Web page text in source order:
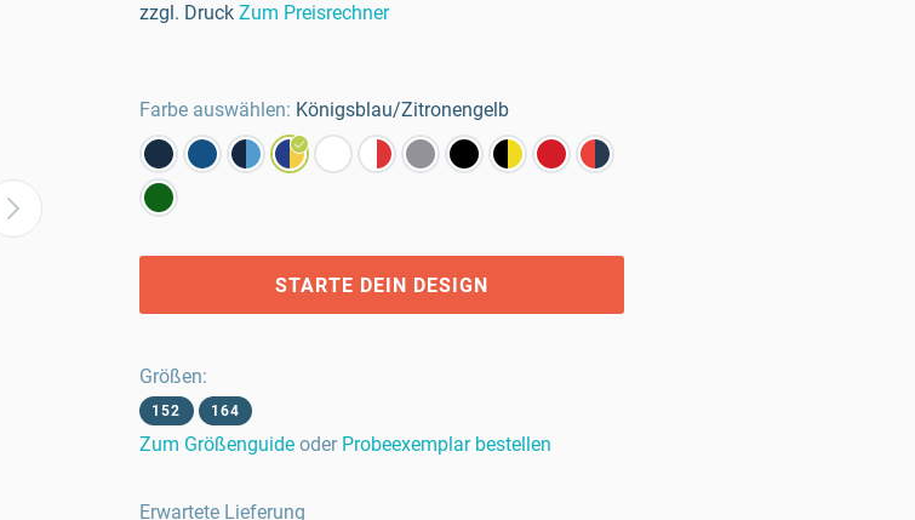
zzgl. Druck Zum Preisrechner
Farbe auswählen: Königsblau/Zitronengelb
STARTE DEIN DESIGN
Größen:
152 164
Zum Größenguide oder Probeexemplar bestellen
Erwartete Lieferung